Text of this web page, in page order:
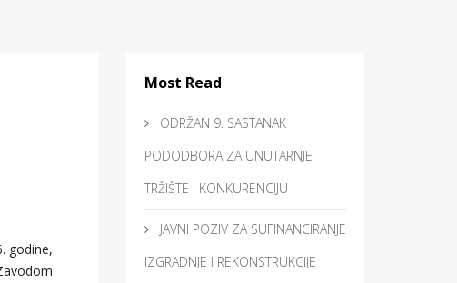
godine,
Most Read
ODRŽAN 9. SASTANAK
PODODBORA ZA UNUTARNJE
TRŽIŠTE I KONKURENCIJU
JAVNI POZIV ZA SUFINANCIRANJE
IZGRADNJE I REKONSTRUKCIJE